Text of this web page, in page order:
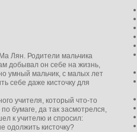
Лян. Родители мальчика
добывал он себе на жизнь,
умный мальчик, с малых лет
себе даже кисточку для
учителя, который что-то
бумаге, да так засмотрелся,
к учителю и спросил:
одолжить кисточку?